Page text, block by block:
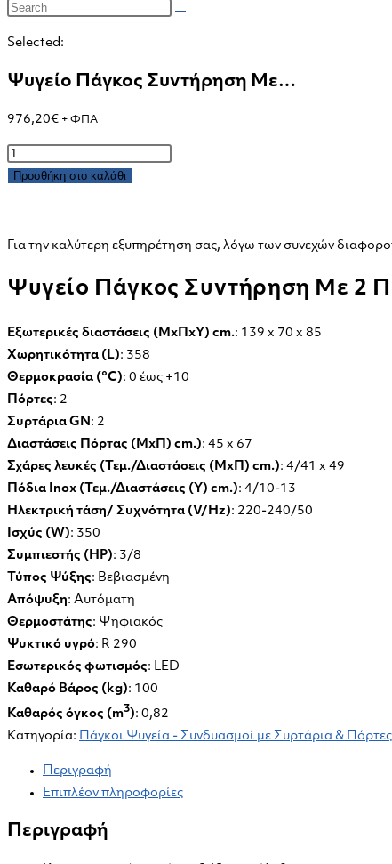
Selected:
Ψυγείο Πάγκος Συντήρηση Με…
976,20€ + ΦΠΑ
Ψυγείο
Πάγκος
2
GN
139
SP
ποσότητα
Προσθήκη στο καλάθι
Για την καλύτερη εξυπηρέτηση σας, λόγω των συνεχών
Ψυγείο Πάγκος Συντήρηση Με 2
Εξωτερικές διαστάσεις (ΜxΠxΥ) cm.: 139 x 70 x 85
Χωρητικότητα (L): 358
Θερμοκρασία (°C): 0 έως +10
Πόρτες: 2
Συρτάρια GN: 2
Διαστάσεις Πόρτας (ΜxΠ) cm.): 45 x 67
Σχάρες λευκές (Τεμ./Διαστάσεις (ΜxΠ) cm.): 4/41 x 49
Πόδια Inox (Τεμ./Διαστάσεις (Υ) cm.): 4/10-13
Ηλεκτρική τάση/ Συχνότητα (V/Hz): 220-240/50
Ισχύς (W): 350
Συμπιεστής (HP): 3/8
Τύπος Ψύξης: Βεβιασμένη
Απόψυξη: Αυτόματη
Θερμοστάτης: Ψηφιακός
Ψυκτικό υγρό: R 290
Εσωτερικός φωτισμός: LED
Καθαρό Βάρος (kg): 100
Καθαρός όγκος (m3): 0,82
Κατηγορία:
Πάγκοι Ψυγεία - Συνδυασμοί με Συρτάρια & Πόρτες
Περιγραφή
Επιπλέον πληροφορίες
Περιγραφή